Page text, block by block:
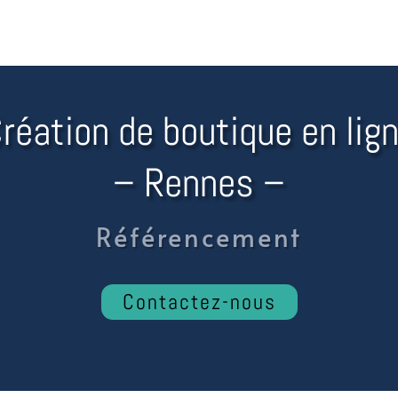
de boutique en
– Rennes –
Migrations & sauvegardes
Contactez-nous